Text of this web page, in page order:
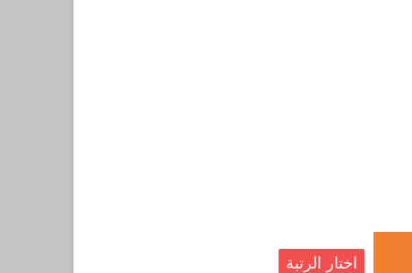
اختار الرتبة